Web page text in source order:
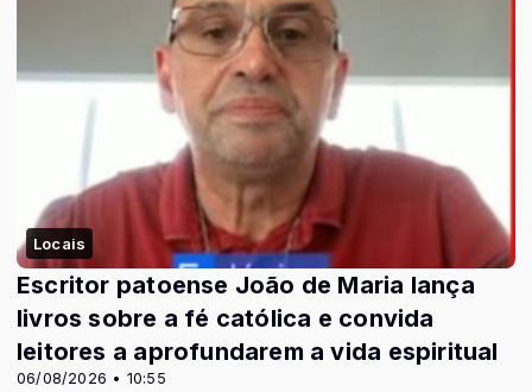
Locais
06/08/2026 • 10:55
Escritor patoense João de Maria lança
livros sobre a fé católica e convida
leitores a aprofundarem a vida espiritual